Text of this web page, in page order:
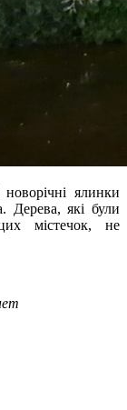
ялинки
Дерева, які були
містечок, не